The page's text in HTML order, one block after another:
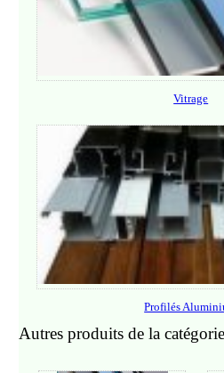
Vitrage
Profilés
Autres produits de la catégorie